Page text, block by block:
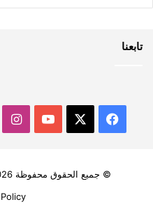
تابعنا
فيسبوك
© جميع الحقوق محفوظة 2026, صحيفة توووفة الالكترونية